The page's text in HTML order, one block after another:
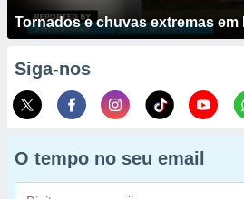
Tornados e chuvas extremas em
Siga-nos
O tempo no seu email